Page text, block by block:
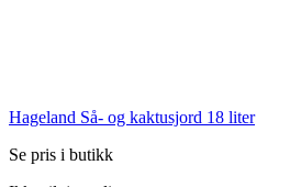
Hageland Så- og kaktusjord 18 liter
Se pris i butikk